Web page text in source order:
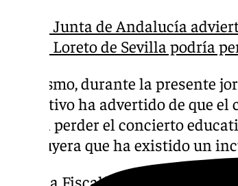
La Junta de Andalucía
de Loreto de Sevilla podría
Asimismo, durante la presente
Educativo ha advertido de que
podría perder el concierto
concluyera que ha existido un
«Será la Fiscalía la que